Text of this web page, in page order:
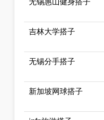
无锡惠山健身搭子
吉林大学搭子
无锡分手搭子
新加坡网球搭子